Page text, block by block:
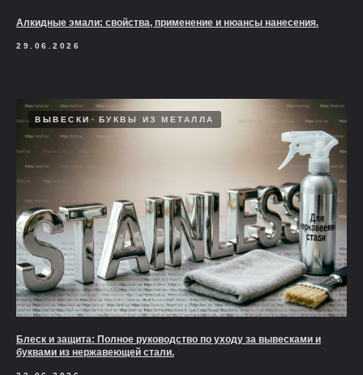
Алкидные эмали: свойства, применение и нюансы нанесения.
29.06.2026
ВЫВЕСКИ БУКВЫ ИЗ МЕТАЛЛА
Блеск и защита: Полное руководство по уходу за вывесками и
буквами из нержавеющей стали.